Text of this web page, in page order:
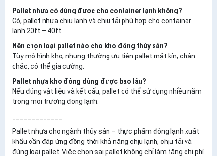
Pallet nhựa có dùng được cho container lạnh không?
Có, pallet nhựa chịu lạnh và chịu tải phù hợp cho container
lạnh 20ft – 40ft.
Nên chọn loại pallet nào cho kho đông thủy sản?
Tùy mô hình kho, nhưng thường ưu tiên pallet mặt kín, chân
chắc, có thể gia cường.
Pallet nhựa kho đông dùng được bao lâu?
Nếu đúng vật liệu và kết cấu, pallet có thể sử dụng nhiều năm
trong môi trường đông lạnh.
Pallet nhựa cho ngành thủy sản – thực phẩm đông lạnh xuất
khẩu cần đáp ứng đồng thời khả năng chịu lạnh, chịu tải và
đúng loại pallet . Việc chọn sai pallet không chỉ làm tăng chi phí